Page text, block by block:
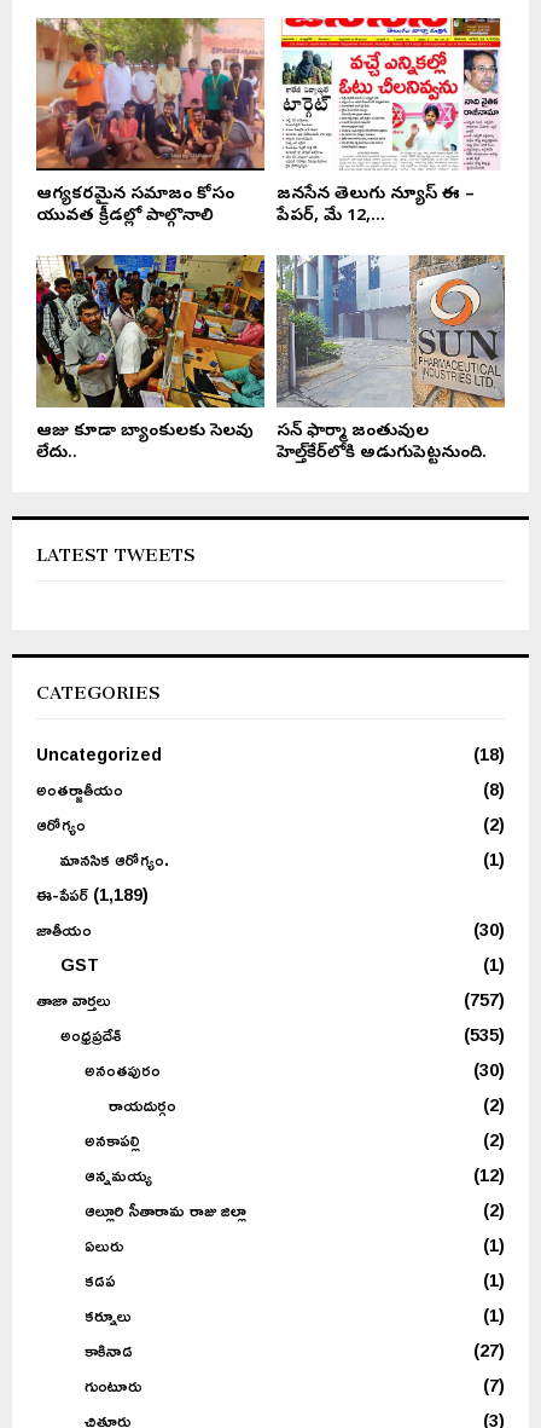
ఆరోగ్యకరమైన సమాజం కోసం
యువత క్రీడల్లో పాల్గొనాలి
జనసేన తెలుగు న్యూస్ ఈ –
పేపర్, మే 12,...
ఆరోజు కూడా బ్యాంకులకు సెలవు
లేదు..
సన్ ఫార్మా జంతువుల
హెల్త్‌కేర్‌లోకి అడుగుపెట్టనుంది.
LATEST TWEETS
CATEGORIES
Uncategorized
(18)
అంతర్జాతీయం
(8)
ఆరోగ్యం
(2)
మానసిక ఆరోగ్యం.
(1)
ఈ-పేపర్(1,189)
జాతీయం
(30)
GST
(1)
తాజా వార్తలు
(757)
అంధ్రప్రదేశ్
(535)
అనంతపురం
(30)
రాయదుర్గం
(2)
అనకాపల్లి
(2)
ఆన్నమయ్య
(12)
ఆల్లూరి సీతారామ రాజు జిల్లా
(2)
ఏలురు
(1)
కడప
(1)
కర్నూలు
(1)
కాకినాడ
(27)
గుంటూరు
(7)
చిత్తూరు
(3)